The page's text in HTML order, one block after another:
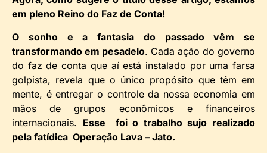
em pleno Reino do Faz de Conta!
O sonho e a fantasia do passado vêm se
transformando em pesadelo. Cada ação do governo
do faz de conta que aí está instalado por uma farsa
golpista, revela que o único propósito que têm em
mente, é entregar o controle da nossa economia em
mãos de grupos econômicos e financeiros
internacionais. Esse foi o trabalho sujo realizado
pela fatídica Operação Lava – Jato.